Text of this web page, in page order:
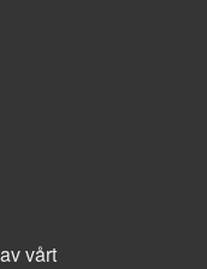
vårt